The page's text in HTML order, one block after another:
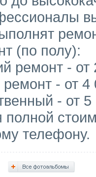
(по полу):
ремонт -
- от
- от
полной
телефону.